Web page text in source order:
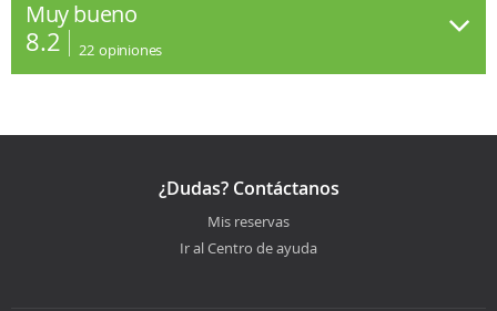
Muy bueno
8.2 22 opiniones
¿Dudas? Contáctanos
Mis reservas
Ir al Centro de ayuda